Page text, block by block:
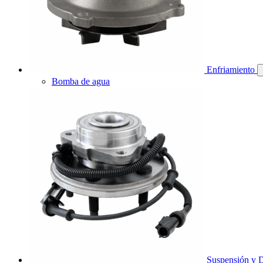
Enfriamiento
Bomba de agua
Suspensión y